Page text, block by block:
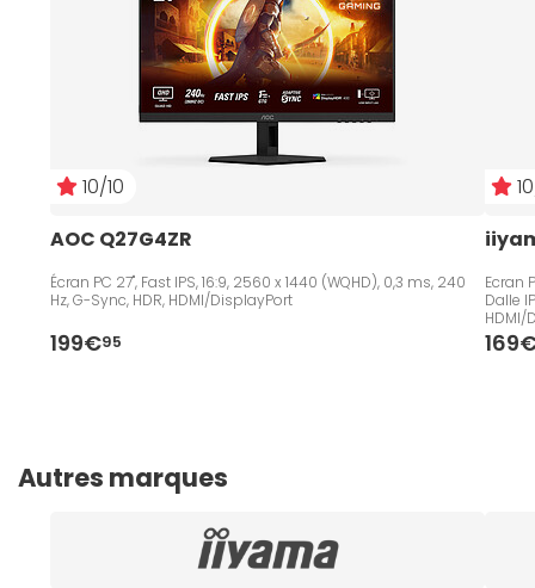
10/10
AOC Q27G4ZR
Écran PC 27", Fast IPS, 16:9, 2560 x 1440 (WQHD), 0,3 ms, 240
Hz, G-Sync, HDR, HDMI/DisplayPort
199€95
Ecran
Dalle
HDMI/
Autres marques